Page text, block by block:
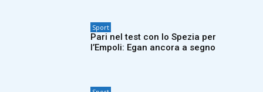
Sport
Pari nel test con lo Spezia per
l’Empoli: Egan ancora a segno